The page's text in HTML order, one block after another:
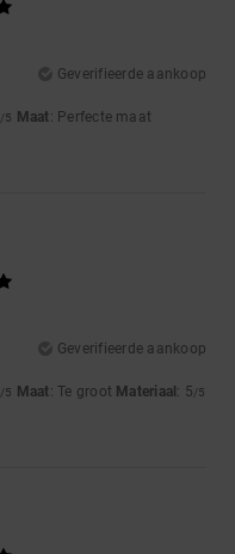
Geverifieerde aankoop
/5 Maat: Perfecte maat
Geverifieerde aankoop
/5 Maat: Te groot Materiaal : 5/5